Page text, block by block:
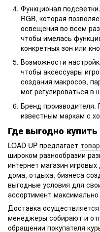
Функционал
RGB, которая
освещения во всем
чтобы имелась
конкретных зон или
Возможности
чтобы аксессуары
создания макросов,
мог регулироваться в
Бренд производителя.
известным маркам с
Где выгодно
LOAD UP предлагает
широком разнообразии
интернет магазин
дома, отдыха, бизнеса
выгодные условия для
ассортимент
Доставка
менеджеры собирают и
обращении покупателя